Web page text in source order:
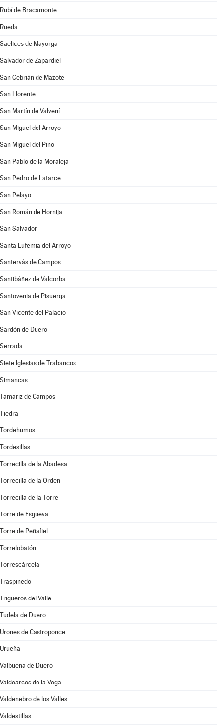
Rubí de Bracamonte
Rueda
Saelices de Mayorga
Salvador de Zapardiel
San Cebrián de Mazote
San Llorente
San Martín de Valvení
San Miguel del Arroyo
San Miguel del Pino
San Pablo de la Moraleja
San Pedro de Latarce
San Pelayo
San Román de Hornija
San Salvador
Santa Eufemia del Arroyo
Santervás de Campos
Santibáñez de Valcorba
Santovenia de Pisuerga
San Vicente del Palacio
Sardón de Duero
Serrada
Siete Iglesias de Trabancos
Simancas
Tamariz de Campos
Tiedra
Tordehumos
Tordesillas
Torrecilla de la Abadesa
Torrecilla de la Orden
Torrecilla de la Torre
Torre de Esgueva
Torre de Peñafiel
Torrelobatón
Torrescárcela
Traspinedo
Trigueros del Valle
Tudela de Duero
Urones de Castroponce
Urueña
Valbuena de Duero
Valdearcos de la Vega
Valdenebro de los Valles
Valdestillas